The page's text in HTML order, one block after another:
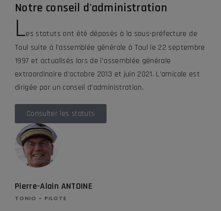
Notre conseil d'administration
Les statuts ont été déposés à la sous-préfecture de
Toul suite à l’assemblée générale à Toul le 22 septembre
1997 et actualisés lors de l’assemblée générale
extraordinaire d’octobre 2013 et juin 2021. L’amicale est
dirigée par un conseil d’administration.
Consulter les statuts
Pierre-Alain ANTOINE
TONIO - PILOTE